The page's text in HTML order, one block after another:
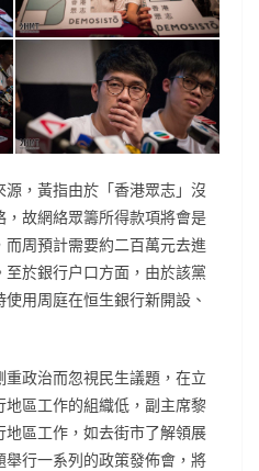
，黃指由於「香港眾志」沒
故網絡眾籌所得款項將會是
周預計需要約二百萬元去進
於銀行户口方面，由於該黨
用周庭在恒生銀行新開設、
政治而忽視民生議題，在立
區工作的組織低，副主席黎
區工作，如去街市了解領展
行一系列的政策發佈會，將